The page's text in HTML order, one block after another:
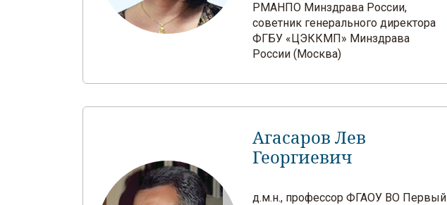
РМАНПО Минздрава России,
советник генерального директора
ФГБУ «ЦЭККМП» Минздрава
России (Москва)
Агасаров Лев
Георгиевич
д.м.н., профессор ФГАОУ ВО Первый